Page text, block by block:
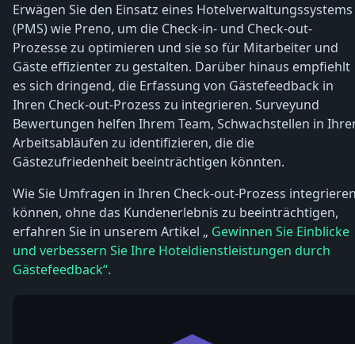
Erwägen Sie den Einsatz eines Hotelverwaltungssystems
(PMS) wie Preno, um die Check-in- und Check-out-
Prozesse zu optimieren und sie so für Mitarbeiter und
Gäste effizienter zu gestalten. Darüber hinaus empfiehlt
es sich dringend, die Erfassung von Gästefeedback in
Ihren Check-out-Prozess zu integrieren. Surveyund
Bewertungen helfen Ihrem Team, Schwachstellen in
Arbeitsabläufen zu identifizieren, die die
Gästezufriedenheit beeinträchtigen könnten.
Wie Sie Umfragen in Ihren Check-out-Prozess
können, ohne das Kundenerlebnis zu beeinträchtigen,
erfahren Sie in unserem Artikel „ Gewinnen Sie Einblicke
und verbessern Sie Ihre Hoteldienstleistungen durch
Gästefeedback“.